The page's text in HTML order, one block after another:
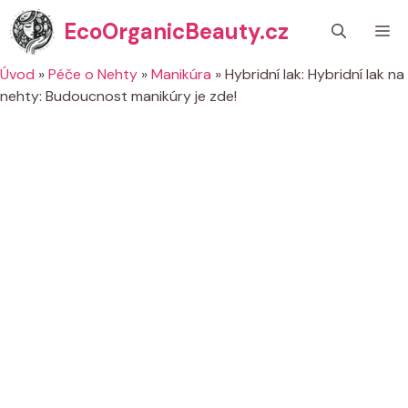
Přeskočit
na
obsah
EcoOrganicBeauty.cz
Úvod »Péče o Nehty »Manikúra »Hybridní lak: Hybridní lak na
nehty: Budoucnost manikúry je zde!